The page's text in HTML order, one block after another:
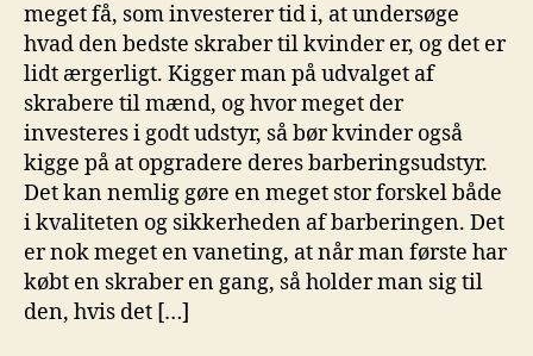
meget få, som investerer tid i, at undersøge
hvad den bedste skraber til kvinder er, og det er
lidt ærgerligt. Kigger man på udvalget af
skrabere til mænd, og hvor meget der
investeres i godt udstyr, så bør kvinder også
kigge på at opgradere deres barberingsudstyr.
Det kan nemlig gøre en meget stor forskel både
i kvaliteten og sikkerheden af barberingen. Det
er nok meget en vaneting, at når man første har
købt en skraber en gang, så holder man sig til
den, hvis det […]